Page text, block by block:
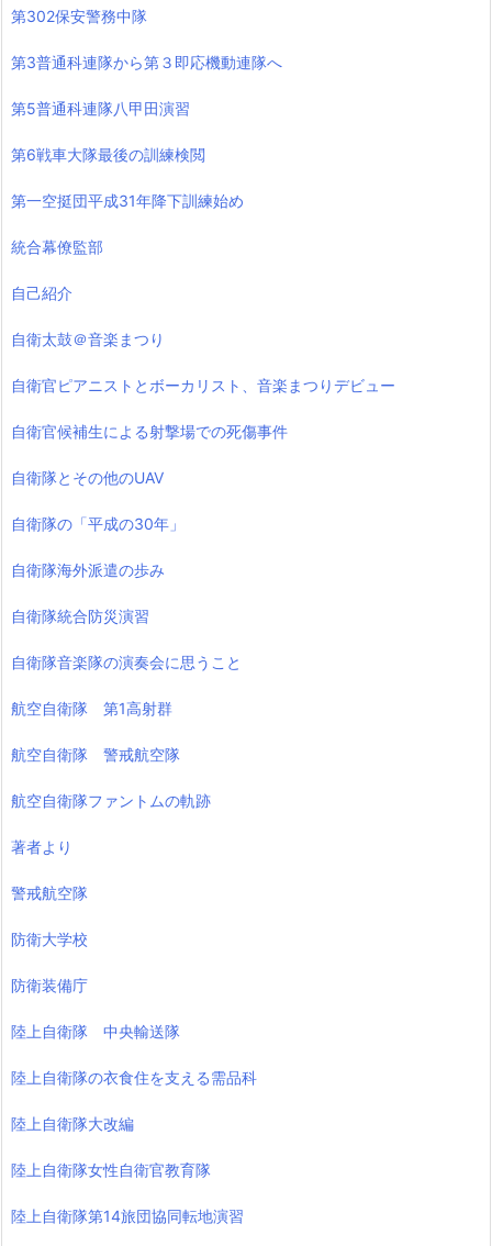
第302保安警務中隊
第3普通科連隊から第３即応機動連隊へ
第5普通科連隊八甲田演習
第6戦車大隊最後の訓練検閲
第一空挺団平成31年降下訓練始め
統合幕僚監部
自己紹介
自衛太鼓＠音楽まつり
自衛官ピアニストとボーカリスト、音楽まつりデビュー
自衛官候補生による射撃場での死傷事件
自衛隊とその他のUAV
自衛隊の「平成の30年」
自衛隊海外派遣の歩み
自衛隊統合防災演習
自衛隊音楽隊の演奏会に思うこと
航空自衛隊 第1高射群
航空自衛隊 警戒航空隊
航空自衛隊ファントムの軌跡
著者より
警戒航空隊
防衛大学校
防衛装備庁
陸上自衛隊 中央輸送隊
陸上自衛隊の衣食住を支える需品科
陸上自衛隊大改編
陸上自衛隊女性自衛官教育隊
陸上自衛隊第14旅団協同転地演習